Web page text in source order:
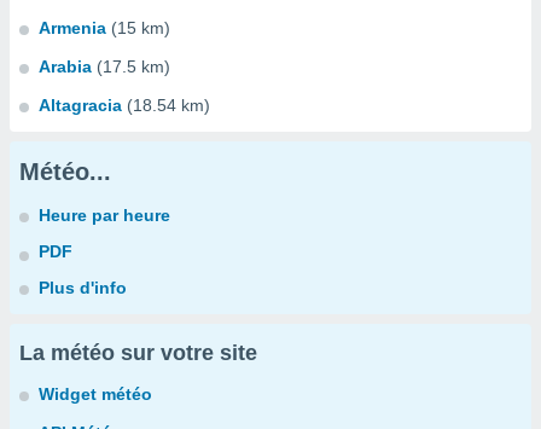
Armenia (15 km)
Arabia (17.5 km)
Altagracia (18.54 km)
Météo...
Heure par heure
PDF
Plus d'info
La météo sur votre site
Widget météo